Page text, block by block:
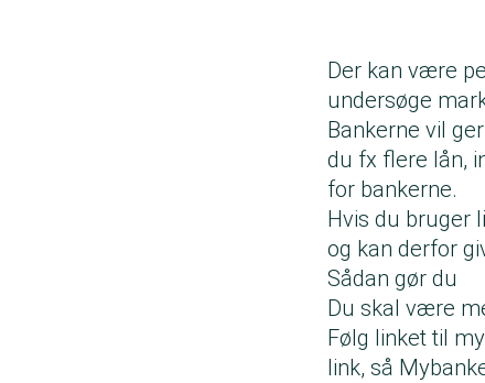
Der kan være
undersøge
Bankerne vil
du fx flere lån,
for bankerne.
Hvis du bruger
og kan derfor
Sådan gør du
Du skal være
Følg linket til
link, så